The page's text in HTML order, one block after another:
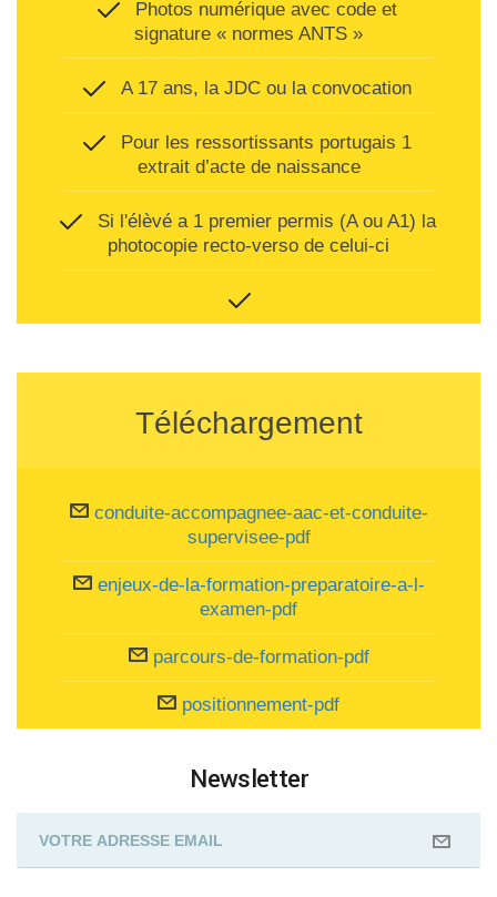
Photos numérique avec code et
signature « normes ANTS »
A 17 ans, la JDC ou la convocation
Pour les ressortissants portugais 1
extrait d’acte de naissance
Si l'élèvé a 1 premier permis (A ou A1) la
photocopie recto-verso de celui-ci
Téléchargement
conduite-accompagnee-aac-et-conduite-
supervisee-pdf
enjeux-de-la-formation-preparatoire-a-l-
examen-pdf
parcours-de-formation-pdf
positionnement-pdf
Newsletter